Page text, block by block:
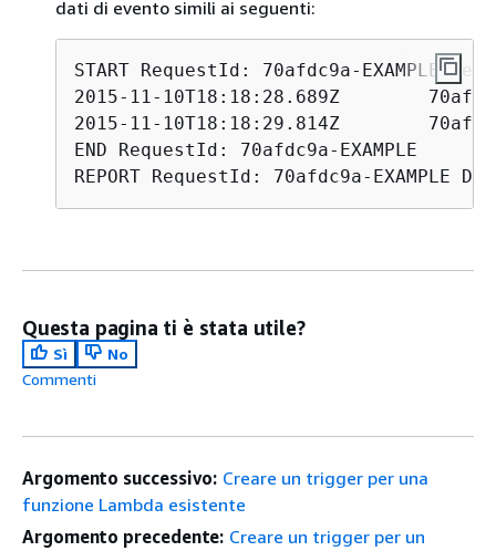
dati di evento simili ai seguenti:
START RequestId: 70afdc9a-EXAMPLE
END RequestId: 70afdc9a-EXAMPLE
REPORT RequestId: 70afdc9a-
Questa pagina ti è stata utile?
Sì
No
Commenti
Argomento successivo: Creare un trigger per una
funzione Lambda esistente
Argomento precedente: Creare un trigger per un